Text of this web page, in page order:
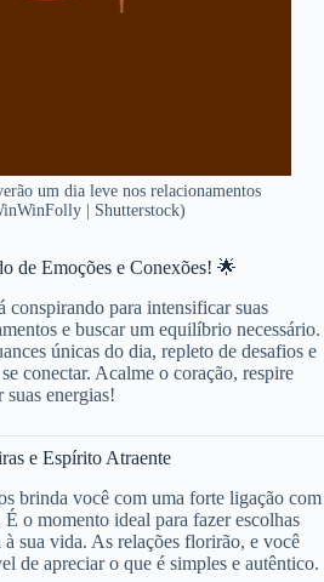
um dia leve nos relacionamentos
| Shutterstock)
de Emoções e Conexões! 🌟
conspirando para intensificar suas
e buscar um equilíbrio necessário.
únicas do dia, repleto de desafios e
conectar. Acalme o coração, respire
energias!
e Espírito Atraente
brinda você com uma forte ligação com
o momento ideal para fazer escolhas
sua vida. As relações florirão, e você
de apreciar o que é simples e autêntico.